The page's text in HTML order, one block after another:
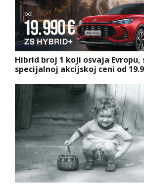
Hibrid broj 1 koji osvaja Evropu,
specijalnoj akcijskoj ceni od